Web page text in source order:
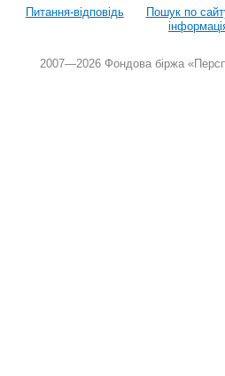
Питання-відповідь Пошук по
2007—2026 Фондова біржа